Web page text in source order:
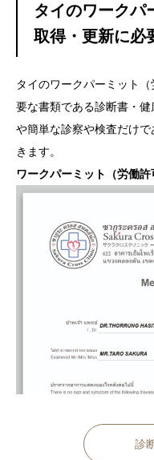
タイのワークパ
取得・更新に必
タイのワークパーミット
要な書類である診断書・
や簡単な診察や検査だけ
きます。
ワークパーミット（労働
診